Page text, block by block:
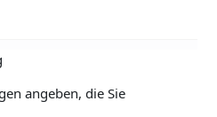
angeben, die Sie